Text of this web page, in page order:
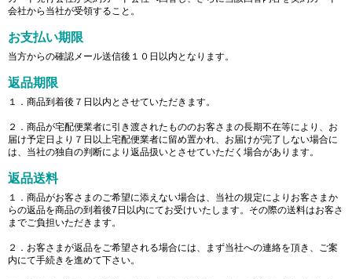
会社から当社が受領すること。
お支払い期限
当方からの確認メール送信後１０日以内となります。
返品期限
１．商品到着後７日以内とさせていただきます。
２．商品が宅配便業者に引き渡されたもののお客さまの長期不在等により、お
届け予定日より７日以上宅配便業者に留め置かれ、お届けが完了しない場合に
は、当社の独自の判断により返品扱いとさせていただく場合があります。
返品送料
１．商品がお客さまのご希望に添えない場合は、当社の規定によりお客さまか
らの返品を商品の到着後7日以内にてお受けいたします。その際の送料はお客さ
までご負担いただきます。
２．お客さまが返品をご希望される場合には、まず当社への連絡を頂き、ご案
内にて手続きを進めて下さい。